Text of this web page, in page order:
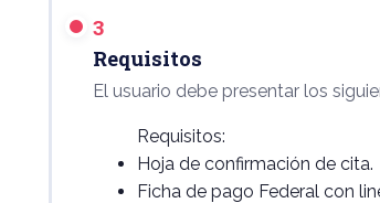
3
Requisitos
El usuario debe presentar los
Requisitos:
Hoja de confirmación de cita.
Ficha de pago Federal con